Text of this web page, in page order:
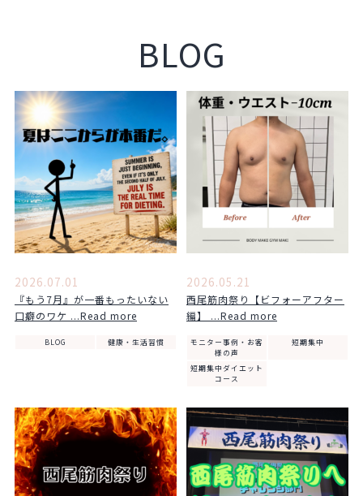
BLOG
2026.07.01
『もう7月』が一番もったいない
口癖のワケ ...Read more
BLOG 健康・生活習慣
2026.05.21
西尾筋肉祭り【ビフォーアフター
編】 ...Read more
モニター事例・お客
様の声
短期集中
短期集中ダイエット
コース